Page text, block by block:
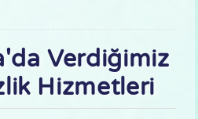
Verdiğimiz
Hizmetleri